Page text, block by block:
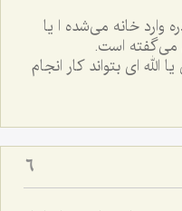
وارد خانه مى‌شده ا يا
مى‌گفته است.
اى بتواند کار انجام
6